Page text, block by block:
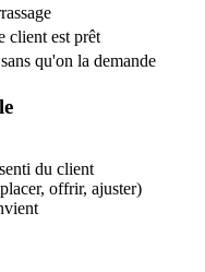
client est prêt
qu'on la demande
du client
offrir, ajuster)